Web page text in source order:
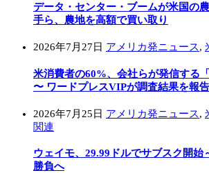
データ・センター・ブームが米国の
手ら、農地を高額で買い取り
2026年7月27日 アメリカ発ニュース,
米消費者の60%、会社らが発信する
〜 ワードプレスVIPが調査結果を報告
2026年7月25日 アメリカ発ニュース,
関連
ウェイモ、29.99ドルでサブスク開始
勝負へ